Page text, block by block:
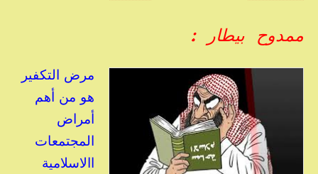
ممدوح بيطار :
مرض التكفير
هو من أهم
أمراض
المجتمعات
االاسلامية